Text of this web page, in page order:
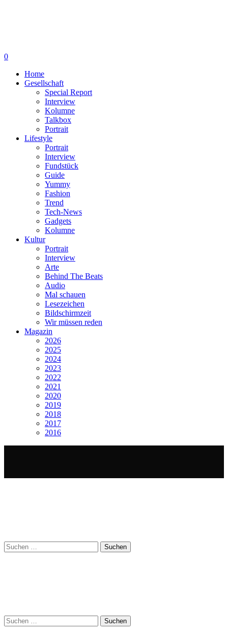
0
Home
Gesellschaft
Special Report
Interview
Kolumne
Talkbox
Portrait
Lifestyle
Portrait
Interview
Fundstück
Guide
Yummy
Fashion
Trend
Tech-News
Gadgets
Kolumne
Kultur
Portrait
Interview
Arte
Behind The Beats
Audio
Mal schauen
Lesezeichen
Bildschirmzeit
Wir müssen reden
Magazin
2026
2025
2024
2023
2022
2021
2020
2019
2018
2017
2016
Suchen
nach:
Suchen
nach: